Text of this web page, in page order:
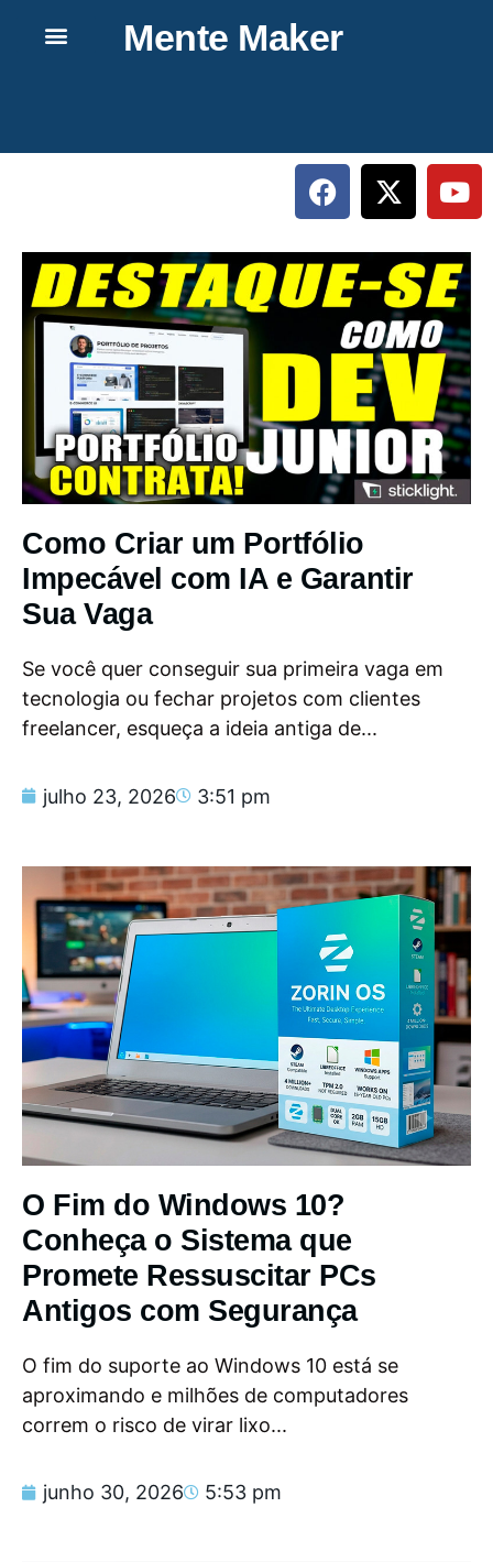
Mente Maker
Como Criar um Portfólio
Impecável com IA e Garantir
Sua Vaga
Se você quer conseguir sua primeira vaga em
tecnologia ou fechar projetos com clientes
freelancer, esqueça a ideia antiga de...
julho 23, 2026 3:51 pm
O Fim do Windows 10?
Conheça o Sistema que
Promete Ressuscitar PCs
Antigos com Segurança
O fim do suporte ao Windows 10 está se
aproximando e milhões de computadores
correm o risco de virar lixo...
junho 30, 2026 5:53 pm